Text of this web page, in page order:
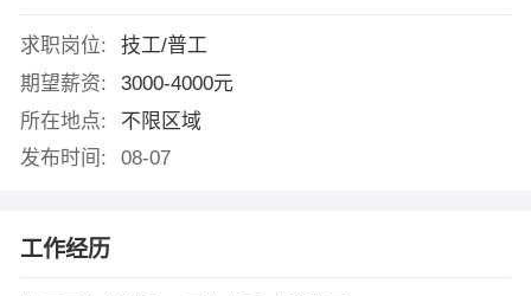
求职岗位:
技工/普工
期望薪资:
3000-4000元
所在地点:
不限区域
发布时间:
08-07
工作经历